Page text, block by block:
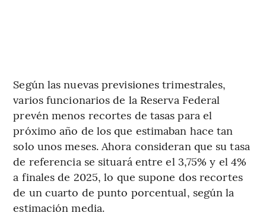
Según las nuevas previsiones trimestrales,
varios funcionarios de la Reserva Federal
prevén menos recortes de tasas para el
próximo año de los que estimaban hace tan
solo unos meses. Ahora consideran que su tasa
de referencia se situará entre el 3,75% y el 4%
a finales de 2025, lo que supone dos recortes
de un cuarto de punto porcentual, según la
estimación media.